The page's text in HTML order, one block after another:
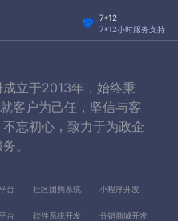
7*12
7*12小时服务支持
立于2013年，始终秉
客户为己任，坚信与客
忘初心，致力于为政企
。
台 社区团购系统 小程序开发
台 软件系统开发 分销商城开发